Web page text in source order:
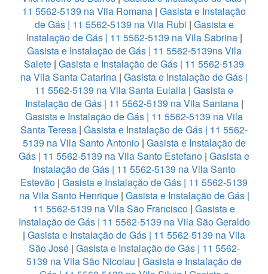
11 5562-5139 na Vila Romana | Gasista e Instalação
de Gás | 11 5562-5139 na Vila Rubi | Gasista e
Instalação de Gás | 11 5562-5139 na Vila Sabrina|
Gasista e Instalação de Gás | 11 5562-5139ns Vila
Salete | Gasista e Instalação de Gás | 11 5562-5139
na Vila Santa Catarina | Gasista e Instalação de Gás |
11 5562-5139 na Vila Santa Eulalia | Gasista e
Instalação de Gás | 11 5562-5139 na Vila Santana|
Gasista e Instalação de Gás | 11 5562-5139 na Vila
Santa Teresa | Gasista e Instalação de Gás | 11 5562-
5139 na Vila Santo Antonio| Gasista e Instalação de
Gás | 11 5562-5139 na Vila Santo Estefano | Gasista e
Instalação de Gás | 11 5562-5139 na Vila Santo
Estevão | Gasista e Instalação de Gás | 11 5562-5139
na Vila Santo Henrique| Gasista e Instalação de Gás |
11 5562-5139 na Vila São Francisco | Gasista e
Instalação de Gás | 11 5562-5139 na Vila São Geraldo
| Gasista e Instalação de Gás | 11 5562-5139 na Vila
São José| Gasista e Instalação de Gás | 11 5562-
5139 na Vila São Nicolau | Gasista e Instalação de